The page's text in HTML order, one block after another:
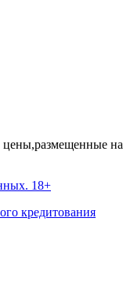
на
18+
кредитования